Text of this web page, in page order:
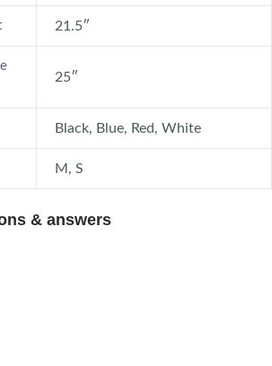
21.5″
25″
Black, Blue, Red, White
M, S
& answers